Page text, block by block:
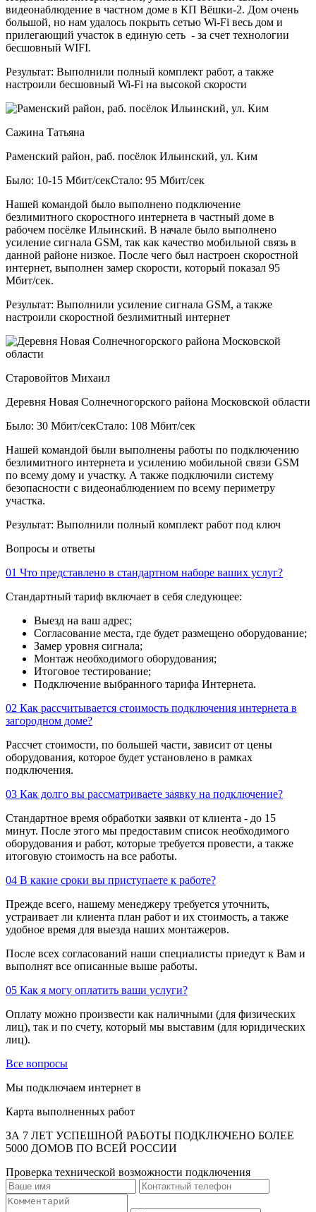
видеонаблюдение в частном доме в КП Вёшки-2. Дом очень
большой, но нам удалось покрыть сетью Wi-Fi весь дом и
прилегающий участок в единую сеть - за счет технологии
бесшовный WIFI.
Результат: Выполнили полный комплект работ, а также
настроили бесшовный Wi-Fi на высокой скорости
Сажина Татьяна
Раменский район, раб. посёлок Ильинский, ул. Ким
Было: 10-15 Мбит/секСтало: 95 Мбит/сек
Нашей командой было выполнено подключение
безлимитного скоростного интернета в частный доме в
рабочем посёлке Ильинский. В начале было выполнено
усиление сигнала GSM, так как качество мобильной связь в
данной районе низкое. После чего был настроен скоростной
интернет, выполнен замер скорости, который показал 95
Мбит/сек.
Результат: Выполнили усиление сигнала GSM, а также
настроили скоростной безлимитный интернет
Старовойтов Михаил
Деревня Новая Солнечногорского района Московской области
Было: 30 Мбит/секСтало: 108 Мбит/сек
Нашей командой были выполнены работы по подключению
безлимитного интернета и усилению мобильной связи GSM
по всему дому и участку. А также подключили систему
безопасности с видеонаблюдением по всему периметру
участка.
Результат: Выполнили полный комплект работ под ключ
Вопросы и ответы
01 Что представлено в стандартном наборе ваших услуг?
Стандартный тариф включает в себя следующее:
Выезд на ваш адрес;
Согласование места, где будет размещено оборудование;
Замер уровня сигнала;
Монтаж необходимого оборудования;
Итоговое тестирование;
Подключение выбранного тарифа Интернета.
02 Как рассчитывается стоимость подключения интернета в
загородном доме?
Рассчет стоимости, по большей части, зависит от цены
оборудования, которое будет установлено в рамках
подключения.
03 Как долго вы рассматриваете заявку на подключение?
Стандартное время обработки заявки от клиента - до 15
минут. После этого мы предоставим список необходимого
оборудования и работ, которые требуется провести, а также
итоговую стоимость на все работы.
04 В какие сроки вы приступаете к работе?
Прежде всего, нашему менеджеру требуется уточнить,
устраивает ли клиента план работ и их стоимость, а также
удобное время для выезда наших монтажеров.
После всех согласований наши специалисты приедут к Вам и
выполнят все описанные выше работы.
05 Как я могу оплатить ваши услуги?
Оплату можно произвести как наличными (для физических
лиц), так и по счету, который мы выставим (для юридических
лиц).
Все вопросы
Мы подключаем интернет в
Карта выполненных работ
ЗА 7 ЛЕТ УСПЕШНОЙ РАБОТЫ ПОДКЛЮЧЕНО БОЛЕЕ
5000 ДОМОВ ПО ВСЕЙ РОССИИ
Проверка технической возможности подключения